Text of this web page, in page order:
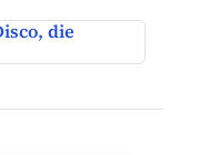
die